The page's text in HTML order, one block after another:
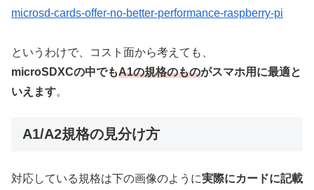
microsd-cards-offer-no-better-performance-raspberry-pi
というわけで、コスト面から考えても、
microSDXCの中でもA1の規格のものがスマホ用に最適と
いえます。
A1/A2規格の見分け方
対応している規格は下の画像のように実際にカードに記載